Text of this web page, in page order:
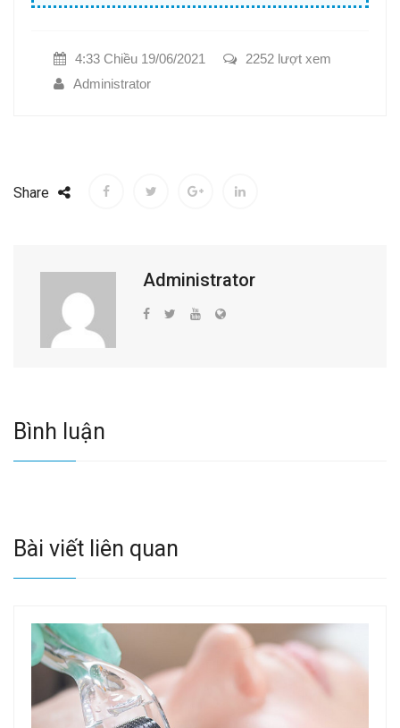
4:33 Chiều 19/06/2021
2252 lượt xem
Administrator
Share
Administrator
Bình luận
Bài viết liên quan